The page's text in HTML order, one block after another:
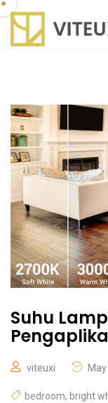
Suhu
viteuxi
bedroom, bright